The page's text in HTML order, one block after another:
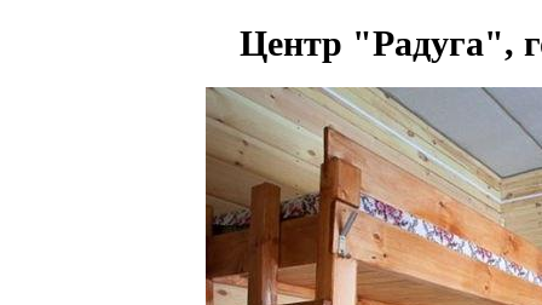
Центр "Радуга",